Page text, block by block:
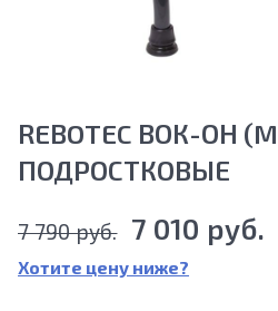
REBOTEC ВОК-ОН
ПОДРОСТКОВЫЕ
7 790 руб. 7 010 руб.
Хотите цену ниже?